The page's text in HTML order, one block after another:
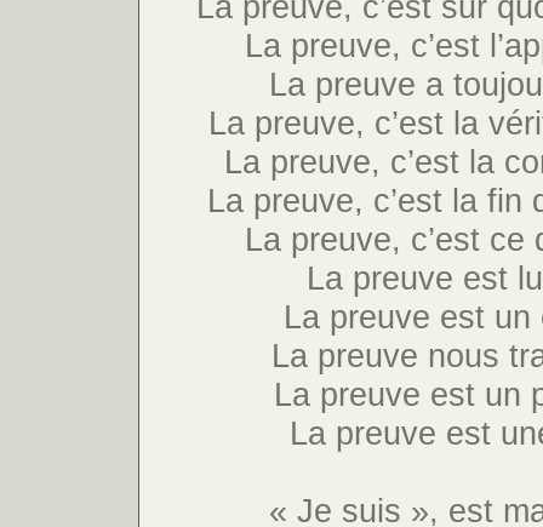
La preuve, c’est
La preuve a
La preuve, c’est la
La preuve, c’est la
La preuve, c’est la fin
La preuve, c’est ce
La preuve est
La preuve est un
La preuve nous
La preuve est un
La preuve est
« Je suis », est